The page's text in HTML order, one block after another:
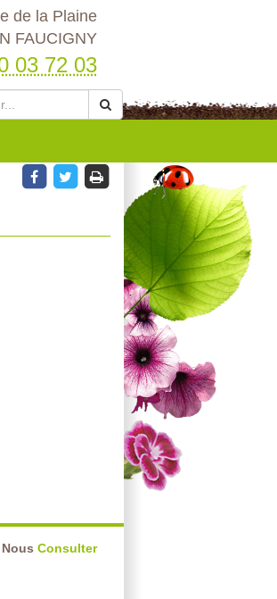
de la Plaine
FAUCIGNY
03 72 03
Nous Consulter